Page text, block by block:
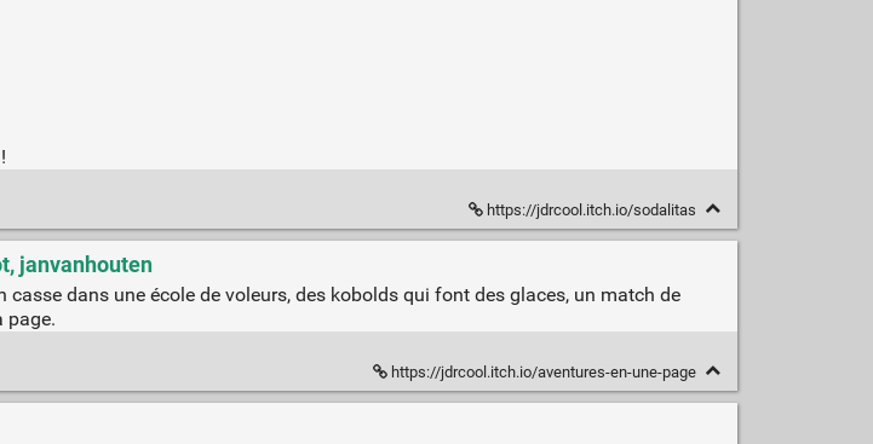
https://jdrcool.itch.io/sodalitas
janvanhouten
casse dans une école de voleurs, des kobolds qui font des glaces, un match de
page.
https://jdrcool.itch.io/aventures-en-une-page